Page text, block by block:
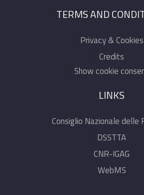
TERMS AND
Privacy & Cookies
Credits
Show cookie
LINKS
Consiglio Nazionale delle
DSSTTA
CNR-IGAG
WebMS